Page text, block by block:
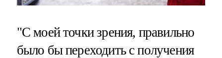
"С моей точки зрения, правильно
было бы переходить с получения